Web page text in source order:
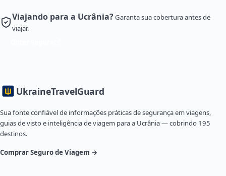
Viajando para a Ucrânia?Garanta sua cobertura antes de
viajar.
UkraineTravelGuard
Sua fonte confiável de informações práticas de segurança em viagens,
guias de visto e inteligência de viagem para a Ucrânia — cobrindo 195
destinos.
Comprar Seguro de Viagem →